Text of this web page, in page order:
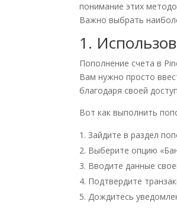
понимание этих
Важно выбрать
1.
Пополнение счета в
Вам нужно просто
благодаря своей
Вот как выполнить
Зайдите в раздел
Выберите опцию
Вводите данные
Подтвердите
Дождитесь